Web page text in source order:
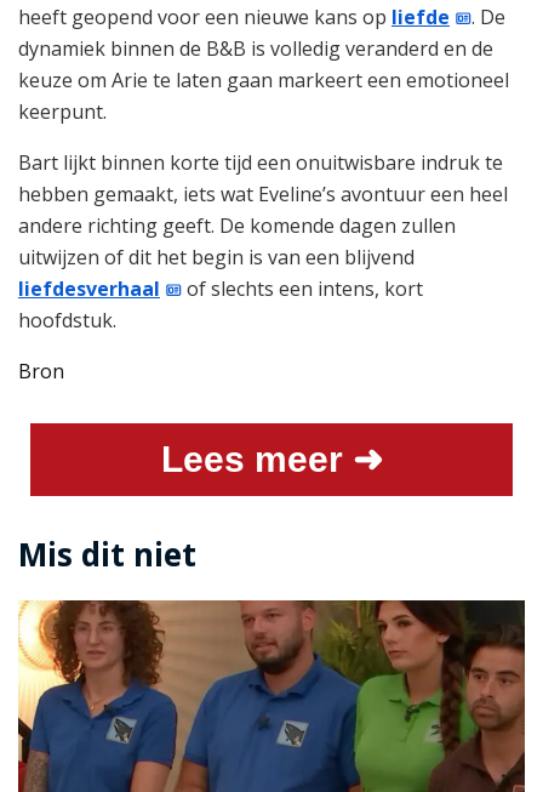
heeft geopend voor een nieuwe kans op liefde
. De
dynamiek binnen de B&B is volledig veranderd en de
keuze om Arie te laten gaan markeert een emotioneel
keerpunt.
Bart lijkt binnen korte tijd een onuitwisbare indruk te
hebben gemaakt, iets wat Eveline’s avontuur een heel
andere richting geeft. De komende dagen zullen
uitwijzen of dit het begin is van een blijvend
liefdesverhaal
of slechts een intens, kort
hoofdstuk.
Bron
Lees meer ➜
Mis dit niet